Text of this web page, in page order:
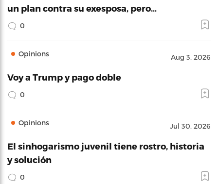
un plan contra su exesposa, pero…
0
Opinions Aug 3, 2026
Voy a Trump y pago doble
0
Opinions Jul 30, 2026
El sinhogarismo juvenil tiene rostro, historia
y solución
0